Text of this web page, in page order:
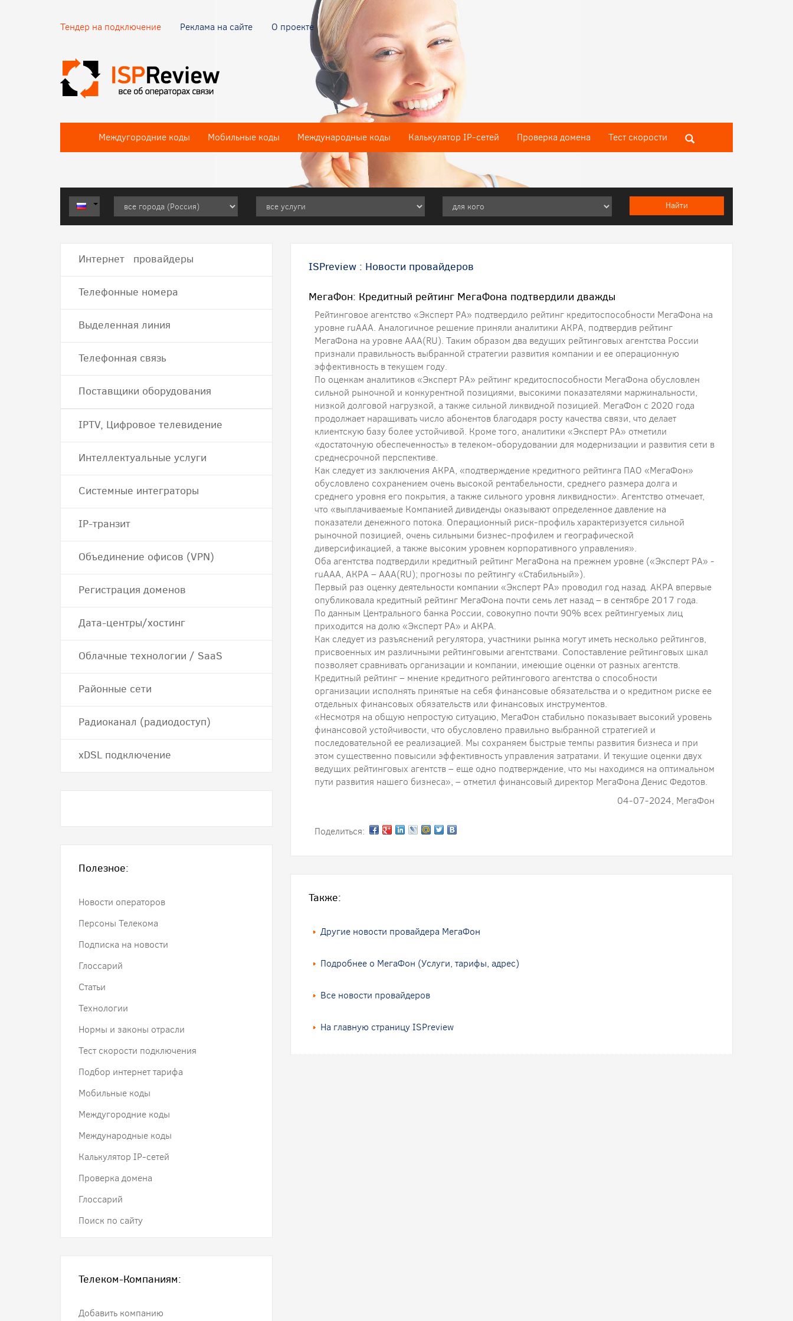
Тендер на подключение Реклама на сайте О проекте
Междугородние коды Мобильные коды Международные коды Калькулятор IP-сетей Проверка домена Тест скороcти
ISPreview : Новости провайдеров
МегаФон: Кредитный рейтинг МегаФона подтвердили дважды
Рейтинговое агентство «Эксперт РА» подтвердило рейтинг кредитоспособности МегаФона на
уровне ruAАА. Аналогичное решение приняли аналитики АКРА, подтвердив рейтинг
МегаФона на уровне AAA(RU). Таким образом два ведущих рейтинговых агентства России
признали правильность выбранной стратегии развития компании и ее операционную
эффективность в текущем году.
По оценкам аналитиков «Эксперт РА» рейтинг кредитоспособности МегаФона обусловлен
сильной рыночной и конкурентной позициями, высокими показателями маржинальности,
низкой долговой нагрузкой, а также сильной ликвидной позицией. МегаФон с 2020 года
продолжает наращивать число абонентов благодаря росту качества связи, что делает
клиентскую базу более устойчивой. Кроме того, аналитики «Эксперт РА» отметили
«достаточную обеспеченность» в телеком-оборудовании для модернизации и развития сети в
среднесрочной перспективе.
Как следует из заключения АКРА, «подтверждение кредитного рейтинга ПАО «МегаФон»
обусловлено сохранением очень высокой рентабельности, среднего размера долга и
среднего уровня его покрытия, а также сильного уровня ликвидности». Агентство отмечает,
что «выплачиваемые Компанией дивиденды оказывают определенное давление на
показатели денежного потока. Операционный риск-профиль характеризуется сильной
рыночной позицией, очень сильными бизнес-профилем и географической
диверсификацией, а также высоким уровнем корпоративного управления».
Оба агентства подтвердили кредитный рейтинг МегаФона на прежнем уровне («Эксперт РА» -
ruAAA, АКРА – AAА(RU); прогнозы по рейтингу «Стабильный»).
Первый раз оценку деятельности компании «Эксперт РА» проводил год назад. АКРА впервые
опубликовала кредитный рейтинг МегаФона почти семь лет назад – в сентябре 2017 года.
По данным Центрального банка России, совокупно почти 90% всех рейтингуемых лиц
приходится на долю «Эксперт РА» и АКРА.
Как следует из разъяснений регулятора, участники рынка могут иметь несколько рейтингов,
присвоенных им различными рейтинговыми агентствами. Сопоставление рейтинговых шкал
позволяет сравнивать организации и компании, имеющие оценки от разных агентств.
Кредитный рейтинг – мнение кредитного рейтингового агентства о способности
организации исполнять принятые на себя финансовые обязательства и о кредитном риске ее
отдельных финансовых обязательств или финансовых инструментов.
«Несмотря на общую непростую ситуацию, МегаФон стабильно показывает высокий уровень
финансовой устойчивости, что обусловлено правильно выбранной стратегией и
последовательной ее реализацией. Мы сохраняем быстрые темпы развития бизнеса и при
этом существенно повысили эффективность управления затратами. И текущие оценки двух
ведущих рейтинговых агентств – еще одно подтверждение, что мы находимся на оптимальном
пути развития нашего бизнеса», – отметил финансовый директор МегаФона Денис Федотов.
04-07-2024, МегаФон
Поделиться:
Также:
Другие новости провайдера МегаФон
Подробнее о МегаФон (Услуги, тарифы, адрес)
Все новости провайдеров
На главную страницу ISPreview
Интернет провайдеры
Телефонные номера
Выделенная линия
Телефонная связь
Поставщики оборудования
IPTV, Цифровое телевидение
Интеллектуальные услуги
Системные интеграторы
IP-транзит
Объединение офисов (VPN)
Регистрация доменов
Дата-центры/хостинг
Облачные технологии / SaaS
Районные сети
Радиоканал (радиодоступ)
хDSL подключение
Полезное:
Новости операторов
Персоны Телекома
Подписка на новости
Глоссарий
Статьи
Технологии
Нормы и законы отрасли
Тест скорости подключения
Подбор интернет тарифа
Мобильные коды
Междугородние коды
Международные коды
Калькулятор IP-сетей
Проверка домена
Глоссарий
Поиск по сайту
Телеком-Компаниям:
Добавить компанию